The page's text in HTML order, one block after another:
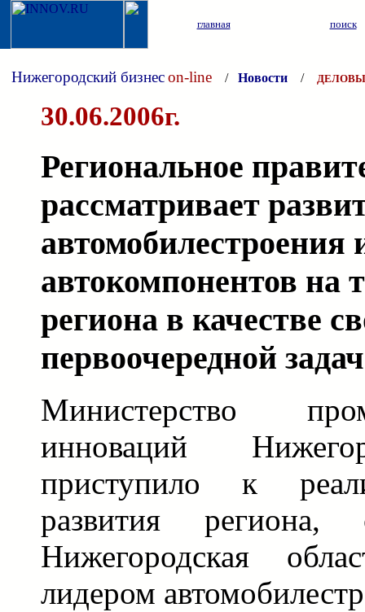
главная поиск
Нижегородский бизнесon-line / Новости /
30.06.2006г.
Региональное
рассматривает
автомобилестроения
автокомпонентов на
региона в качестве
первоочередной
Министерство
инноваций
приступило к
развития региона,
Нижегородская
лидером